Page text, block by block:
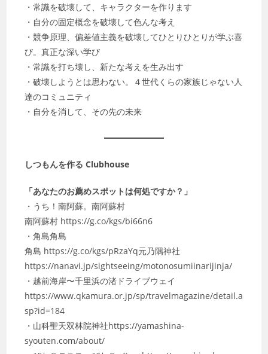
・常識を破壊して、キャラクターを作ります
・自分の固定概念を破壊して色んな考え
・競争原理、偏差値主義を破壊してひとりひとりが学ぶ喜
び。真正な深い学び
・常識を打ち壊し、新たな考えを生み出す
・破壊しようとは思わない。４世代くらの家族じゃない人
達のコミュニティ
・自分を消して、その先の未来
しつもんを作る Clubhouse
「あなたのお薦めスポットは何処ですか？」
・うち！南阿蘇。南阿蘇村
南阿蘇村 https://g.co/kgs/bi66n6
・角島角島
角島 https://g.co/kgs/pRzaYq元乃隅神社
https://nanavi.jp/sightseeing/motonosumiinarijinja/
・越前海岸〜千里浜の渚ドライブウェイ
https://www.qkamura.or.jp/sp/travelmagazine/detail.a
sp?id=184
・山科聖天双林院神社https://yamashina-
syouten.com/about/